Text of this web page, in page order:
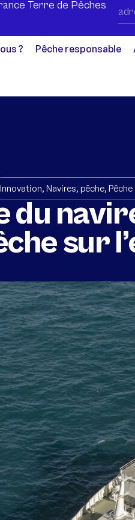
Terre de Pêches
? Pêche responsable
Innovation, Navires, pêche,
du
sur